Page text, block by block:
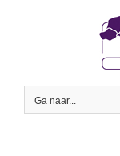
Ga naar...